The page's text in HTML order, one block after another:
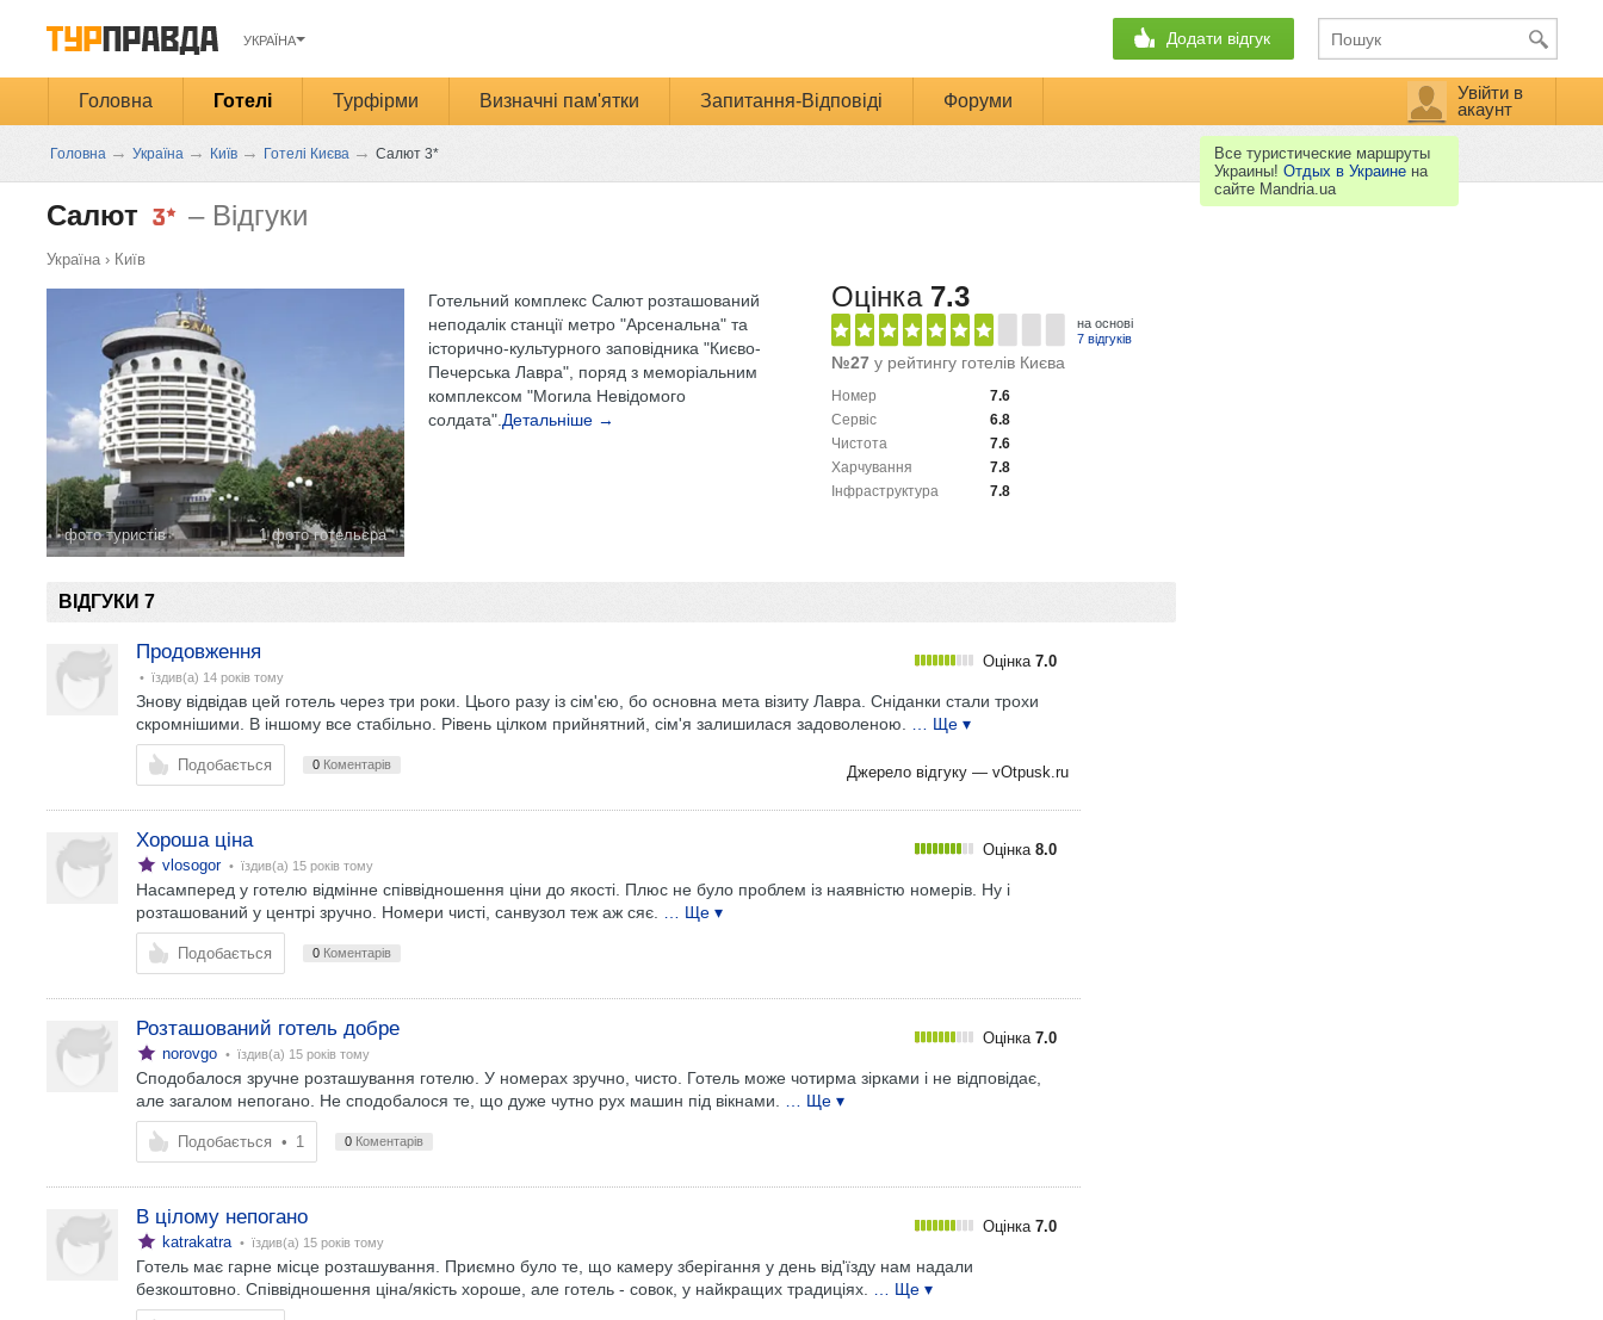
УКРАЇНА Додати відгук
Головна Готелі Турфірми Визначні пам'ятки Запитання-Відповіді Форуми
Увійти в
акаунт
Головна → Україна → Київ → Готелі Києва → Салют 3*
Салют – Відгуки
Україна› Київ
фото туристів 1 фото готельєра
Оцінка 7.3
на основі
7 відгуків
№27у рейтингу готелів Києва
7.6
Номер
6.8
Сервіс
7.6
Чистота
7.8
Харчування
7.8
Інфраструктура
Готельний комплекс Салют розташований
неподалік станції метро "Арсенальна" та
історично-культурного заповідника "Києво-
Печерська Лавра", поряд з меморіальним
комплексом "Могила Невідомого
солдата". Детальніше →
ВІДГУКИ 7
Продовження
• їздив(а) 14 років тому
Оцінка 7.0
Знову відвідав цей готель через три роки. Цього разу із сім'єю, бо основна мета візиту Лавра. Сніданки стали трохи
скромнішими. В іншому все стабільно. Рівень цілком прийнятний, сім'я залишилася задоволеною.
… Ще ▾
Джерело відгуку — vOtpusk.ru
Подобається 0Коментарів
Хороша ціна
vlosogor • їздив(а) 15 років тому
Оцінка 8.0
Насамперед у готелю відмінне співвідношення ціни до якості. Плюс не було проблем із наявністю номерів. Ну і
розташований у центрі зручно. Номери чисті, санвузол теж аж сяє.
… Ще ▾
Подобається 0Коментарів
Розташований готель добре
norovgo • їздив(а) 15 років тому
Оцінка 7.0
Сподобалося зручне розташування готелю. У номерах зручно, чисто. Готель може чотирма зірками і не відповідає,
але загалом непогано. Не сподобалося те, що дуже чутно рух машин під вікнами.
… Ще ▾
Подобається • 1 0Коментарів
В цілому непогано
katrakatra • їздив(а) 15 років тому
Оцінка 7.0
Готель має гарне місце розташування. Приємно було те, що камеру зберігання у день від'їзду нам надали
безкоштовно. Співвідношення ціна/якість хороше, але готель - совок, у найкращих традиціях.
… Ще ▾
Все туристические маршруты
Украины! Отдых в Украинена
сайте Mandria.ua